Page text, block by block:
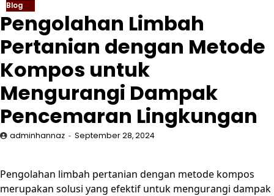
Blog
Pengolahan Limbah
Pertanian dengan Metode
Kompos untuk
Mengurangi Dampak
Pencemaran Lingkungan
adminhannaz September 28, 2024
Pengolahan limbah pertanian dengan metode kompos
merupakan solusi yang efektif untuk mengurangi dampak